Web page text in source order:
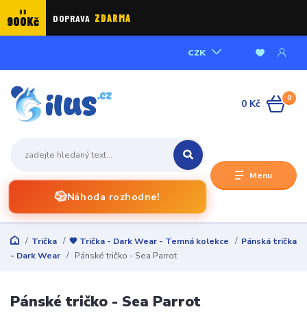
OD
900Kč DOPRAVA ZDARMA
Menu
CZK
🎲Náhoda rozhodne!
0
0 Kč
Trička 🖤 Trička - Dark Wear - Temná kolekce
Pánská trička
- Dark Wear
Pánské tričko - Sea Parrot
Pánské tričko - Sea Parrot